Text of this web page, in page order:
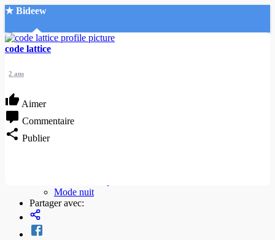
★ Bideew
Accueil
Mode nuit
code lattice
2 ans
Aimer
Commentaire
Publier
Partager avec: